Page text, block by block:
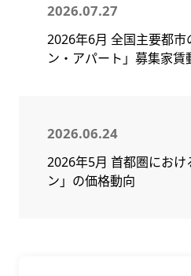
2026.07.27
2026年6月 全国主要都市
ン・アパート」募集家賃
2026.06.24
2026年5月 首都圏におけ
ン」の価格動向